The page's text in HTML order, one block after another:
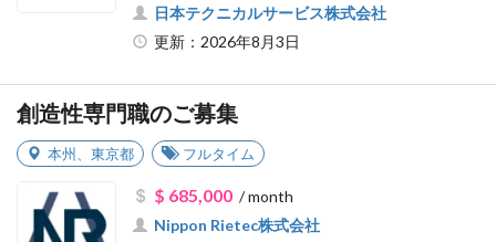
日本テクニカルサービス株式会社
更新：2026年8月3日
創造性専門職のご募集
本州 東京都 フルタイム
$ 685,000/ month
Nippon Rietec株式会社